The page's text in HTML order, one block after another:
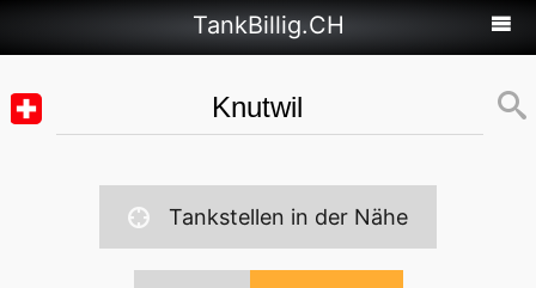
TankBillig.CH
Tankstellen in der Nähe